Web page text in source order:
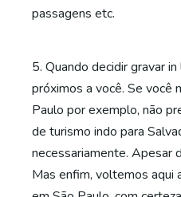
passagens etc.
5. Quando decidir gravar
próximos a você. Se você
Paulo por exemplo, não
de turismo indo para
necessariamente. Apesar
Mas enfim, voltemos aqui